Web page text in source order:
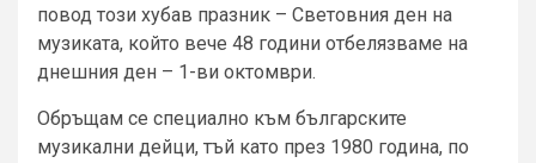
повод този хубав празник – Световния ден на
музиката, който вече 48 години отбелязваме на
днешния ден – 1-ви октомври.
Обръщам се специално към българските
музикални дейци, тъй като през 1980 година, по